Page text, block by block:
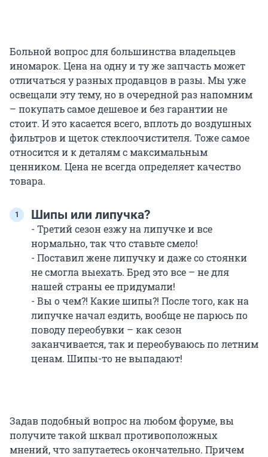
Больной вопрос для большинства владельцев
иномарок. Цена на одну и ту же запчасть может
отличаться у разных продавцов в разы. Мы уже
освещали эту тему, но в очередной раз напомним
– покупать самое дешевое и без гарантии не
стоит. И это касается всего, вплоть до воздушных
фильтров и щеток стеклоочистителя. Тоже самое
относится и к деталям с максимальным
ценником. Цена не всегда определяет качество
товара.
Шипы или липучка?
- Третий сезон езжу на липучке и все
нормально, так что ставьте смело!
- Поставил жене липучку и даже со стоянки
не смогла выехать. Бред это все – не для
нашей страны ее придумали!
- Вы о чем?! Какие шипы?! После того, как на
липучке начал ездить, вообще не парюсь по
поводу переобувки – как сезон
заканчивается, так и переобуваюсь по летним
ценам. Шипы-то не выпадают!
Задав подобный вопрос на любом форуме, вы
получите такой шквал противоположных
мнений, что запутаетесь окончательно. Причем